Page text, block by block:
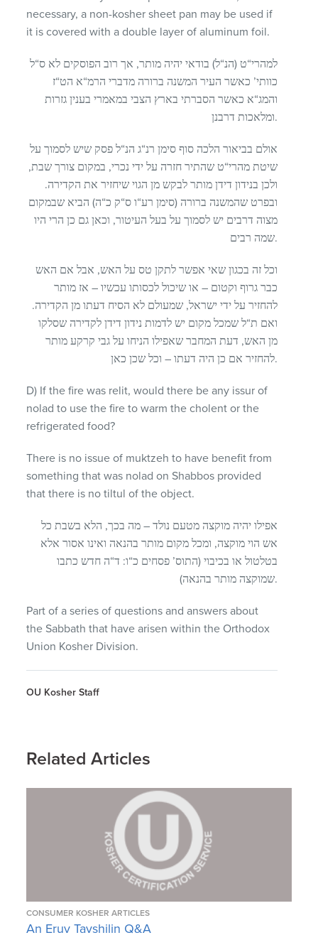
necessary, a non-kosher sheet pan may be used if
it is covered with a double layer of aluminum foil.
למהרי“ט (הנ“ל) בודאי יהיה מותר, אך רוב הפוסקים לא ס“ל
כוותי’ כאשר העיר המשנה ברורה מדברי הרמ“א הט“ז
והמג“א כאשר הסברתי בארץ הצבי במאמרי בענין גזרות
ומלאכות דרבנן.
אולם בביאור הלכה סוף סימן רנ“ג הנ“ל פסק שיש לסמוך על
שיטת מהרי“ט שהתיר חזרה על ידי נכרי, במקום צורך שבת,
ולכן בנידון דידן מותר לבקש מן הגוי שיחזיר את הקדירה.
ובפרט שהמשנה ברורה (סימן רע“ו ס“ק כ“ה) הביא שבמקום
מצוה דרבים יש לסמוך על בעל העיטור, וכאן גם כן הרי היו
שמה רבים.
וכל זה בכגון שאי אפשר לתקן טס על האש, אבל אם האש
כבר גרוף וקטום – או שיכול לכסותו עכשיו – אז מותר
להחזיר על ידי ישראל, שמעולם לא הסיח דעתו מן הקדירה.
ואם ת“ל שמכל מקום יש לדמות נידון דידן לקדירה שסלקו
מן האש, דעת המחבר שאפילו הניחו על גבי קרקע מותר
להחזיר אם כן היה דעתו – וכל שכן כאן.
D) If the fire was relit, would there be any issur of
nolad to use the fire to warm the cholent or the
refrigerated food?
There is no issue of muktzeh to have benefit from
something that was nolad on Shabbos provided
that there is no tiltul of the object.
אפילו יהיה מוקצה מטעם נולד – מה בכך, הלא בשבת כל
אש הוי מוקצה, ומכל מקום מותר בהנאה ואינו אסור אלא
בטלטול או בכיבוי (התוס’ פסחים כ“ו: ד“ה חדש כתבו
שמוקצה מותר בהנאה).
Part of a series of questions and answers about
the Sabbath that have arisen within the Orthodox
Union Kosher Division.
OU Kosher Staff
Related Articles
CONSUMER KOSHER ARTICLES
An Eruv Tavshilin Q&A